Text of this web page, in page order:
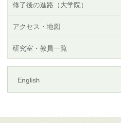
修了後の進路（大学院）
アクセス・地図
研究室・教員一覧
English